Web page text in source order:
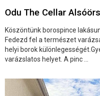
Odu The Cellar Alsóörs
Köszöntünk borospince
Fedezd fel a természet
helyi borok
varázslatos helyet. A pinc ...